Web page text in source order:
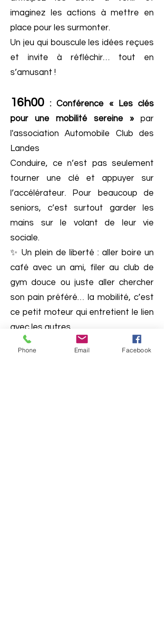
imaginez les actions à mettre en
place pour les surmonter.
Un jeu qui bouscule les idées reçues
et invite à réfléchir… tout en
s’amusant !
16h00: Conférence « Les clés
pour une mobilité sereine » par
l'association Automobile Club des
Landes
Conduire, ce n’est pas seulement
tourner une clé et appuyer sur
l’accélérateur. Pour beaucoup de
seniors, c’est surtout garder les
mains sur le volant de leur vie
sociale.
✨ Un plein de liberté : aller boire un
café avec un ami, filer au club de
gym douce ou juste aller chercher
son pain préféré… la mobilité, c’est
ce petit moteur qui entretient le lien
avec les autres.
😊 Un boost pour le moral : quand on
Phone Email Facebook